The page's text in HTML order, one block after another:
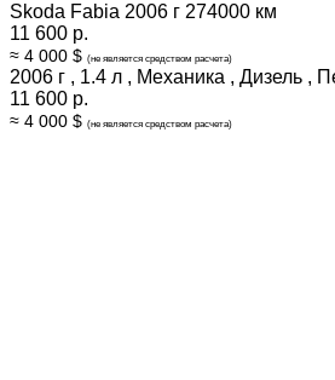
Skoda Fabia 2006 г 274000 км
11 600 р.
≈ 4 000 $ (не является средством расчета)
2006 г , 1.4 л , Механика , Дизель ,
11 600 р.
≈ 4 000 $ (не является средством расчета)